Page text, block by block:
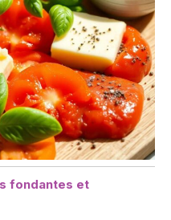
fondantes et